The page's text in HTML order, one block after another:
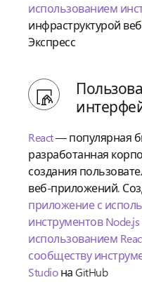
использованием
инфраструктурой
Экспресс
React— популярная
разработанная
создания
веб-приложений.
приложение с
инструментов Node.js
использованием
сообществу
Studioна GitHub